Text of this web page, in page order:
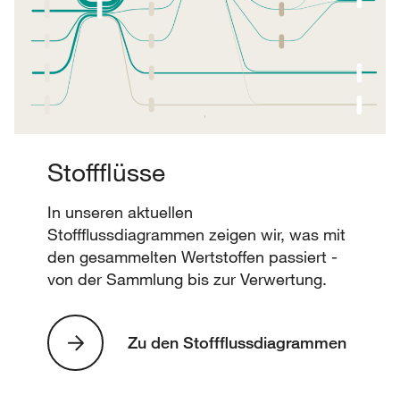
Stoffflüsse
In unseren aktuellen
Stoffflussdiagrammen zeigen wir, was mit
den gesammelten Wertstoffen passiert -
von der Sammlung bis zur Verwertung.
Zu den Stoffflussdiagrammen